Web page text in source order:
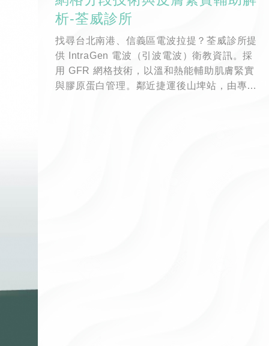
析-荃威診所
找尋台北南港、信義區電波拉提？荃威診所提
供 IntraGen 電波（引波電波）衛教資訊。採
用 GFR 網格技術，以溫和熱能輔助肌膚緊實
與膠原蛋白管理。鄰近捷運後山埤站，由專業